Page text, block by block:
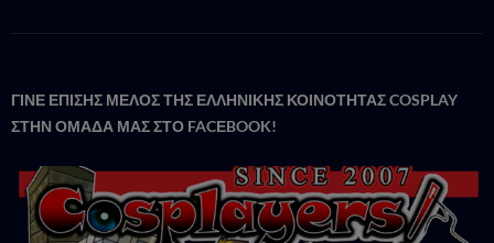
ΓΙΝΕ ΕΠΙΣΗΣ ΜΕΛΟΣ ΤΗΣ ΕΛΛΗΝΙΚΗΣ ΚΟΙΝΟΤΗΤΑΣ COSPLAY
ΣΤΗΝ ΟΜΑΔΑ ΜΑΣ ΣΤΟ FACΕBOOK!